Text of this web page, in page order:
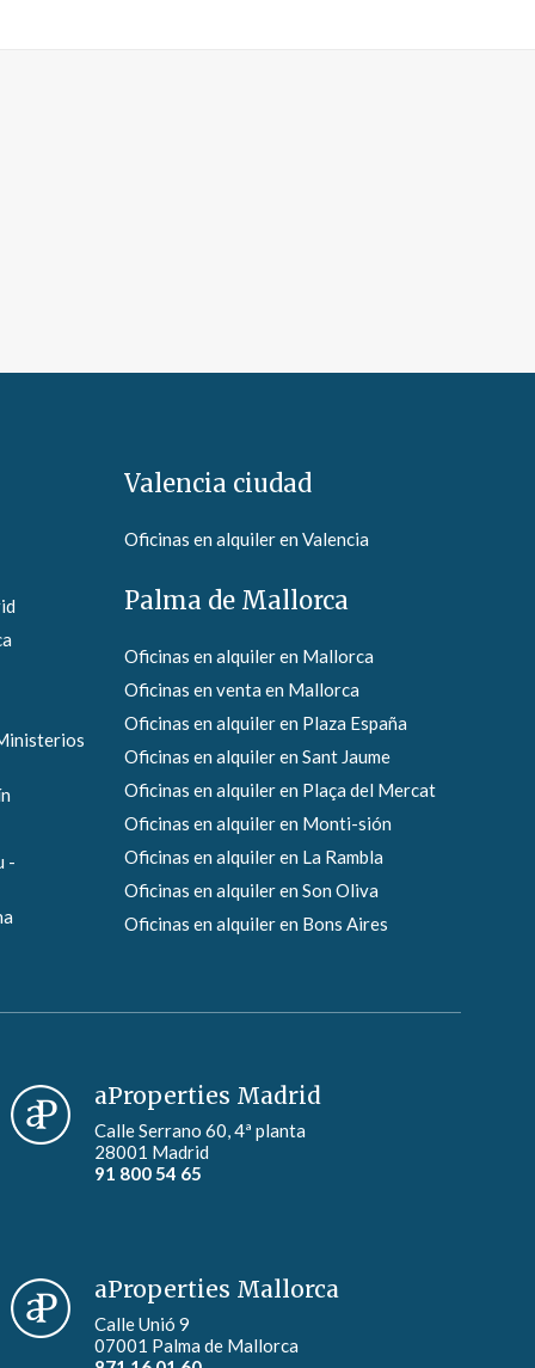
-
Valencia ciudad
Oficinas en alquiler en Valencia
Palma de Mallorca
Oficinas en alquiler en Mallorca
Oficinas en venta en Mallorca
Oficinas en alquiler en Plaza España
Oficinas en alquiler en Sant Jaume
Oficinas en alquiler en Plaça del Mercat
Oficinas en alquiler en Monti-sión
Oficinas en alquiler en La Rambla
Oficinas en alquiler en Son Oliva
Oficinas en alquiler en Bons Aires
aProperties Madrid
Calle Serrano 60, 4ª planta
28001 Madrid
91 800 54 65
aProperties Mallorca
Calle Unió 9
07001 Palma de Mallorca